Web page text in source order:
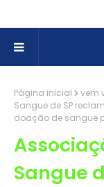
Página inicial vem
Sangue de SP
doação de sangue
Sangue